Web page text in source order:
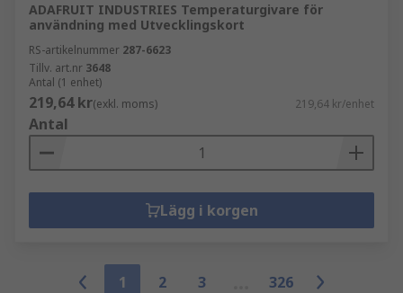
ADAFRUIT INDUSTRIES Temperaturgivare för
användning med Utvecklingskort
RS-artikelnummer 287-6623
Tillv. art.nr 3648
Antal (1 enhet)
219,64 kr(exkl. moms) 219,64 kr/enhet
Antal
Lägg i korgen
1 2 3
326